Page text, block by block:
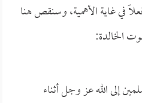
في غاية الأهمية، وسنقص هنا
الخالدة:
إلى الله عز وجل أثناء